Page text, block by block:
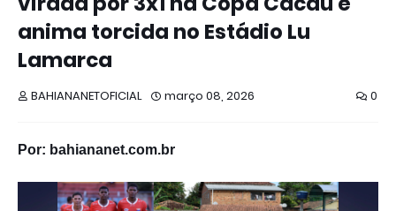
anima torcida no Estádio Lu
Lamarca
BAHIANANETOFICIAL março 08, 2026 0
Por: bahiananet.com.br